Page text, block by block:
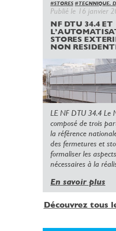
#STORES #TECNNIQUE.
Publié le 16 janvier
NF DTU 34.4 ET
STORES
NON
LE NF DTU 34.4 Le
composé de trois
la référence
des fermetures et
formaliser les
nécessaires à la
En savoir plus
Découvrez tous